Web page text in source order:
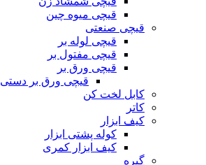
قیچی میوه چین
قیچی صنعتی
قیچی لوله بر
قیچی مفتول بر
قیچی ورق بر
قیچی ورق بر دستی
کابل لخت کن
کاتر
کیف ابزار
کوله پشتی ابزار
کیف ابزار کمری
گیره